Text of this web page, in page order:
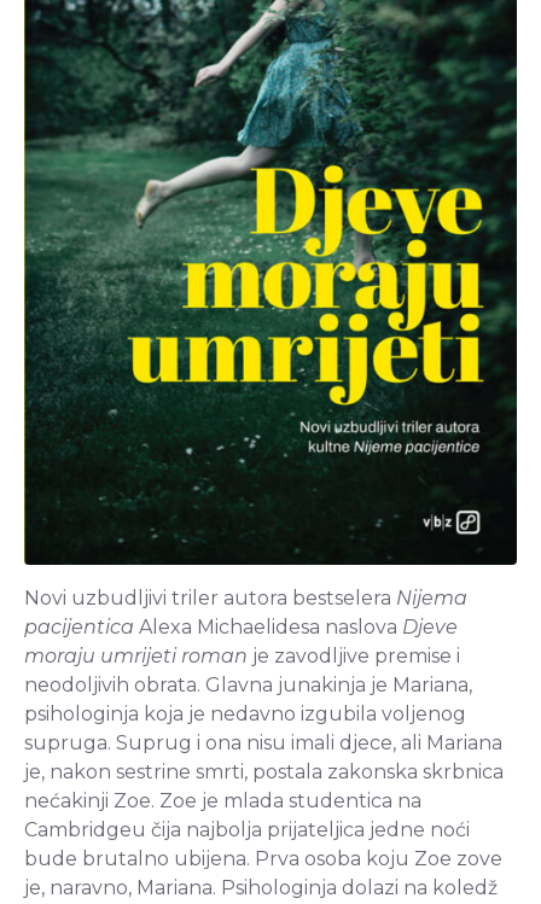
Novi uzbudljivi triler autora bestselera Nijema
pacijentica Alexa Michaelidesa naslova Djeve
moraju umrijeti roman je zavodljive premise i
neodoljivih obrata. Glavna junakinja je Mariana,
psihologinja koja je nedavno izgubila voljenog
supruga. Suprug i ona nisu imali djece, ali Mariana
je, nakon sestrine smrti, postala zakonska skrbnica
nećakinji Zoe. Zoe je mlada studentica na
Cambridgeu čija najbolja prijateljica jedne noći
bude brutalno ubijena. Prva osoba koju Zoe zove
je, naravno, Mariana. Psihologinja dolazi na koledž